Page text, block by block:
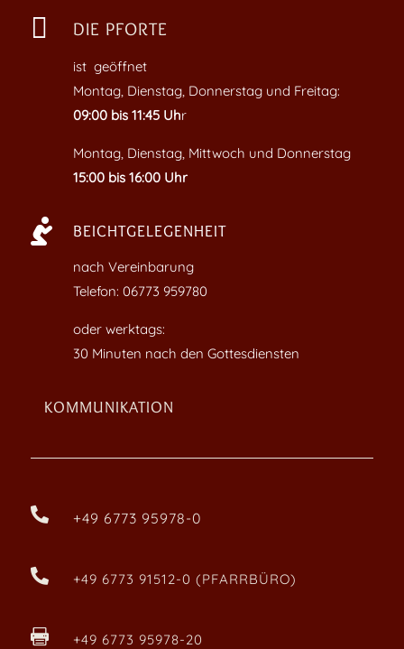
 DIE PFORTE
ist geöffnet
Montag, Dienstag, Donnerstag und Freitag:
09:00 bis 11:45 Uhr
Montag, Dienstag, Mittwoch und Donnerstag
15:00 bis 16:00 Uhr
 BEICHTGELEGENHEIT
nach Vereinbarung
Telefon: 06773 959780
oder werktags:
30 Minuten nach den Gottesdiensten
KOMMUNIKATION
 +49 6773 95978-0
 +49 6773 91512-0 (PFARRBÜRO)
 +49 6773 95978-20